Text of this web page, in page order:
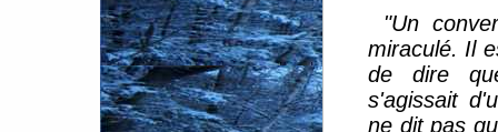
"Un
miraculé. Il
de dire
s'agissait
ne dit pas